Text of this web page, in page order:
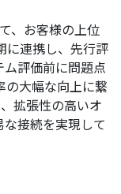
、お客様の上位
に連携し、先行評
評価前に問題点
の大幅な向上に繋
拡張性の高いオ
接続を実現して